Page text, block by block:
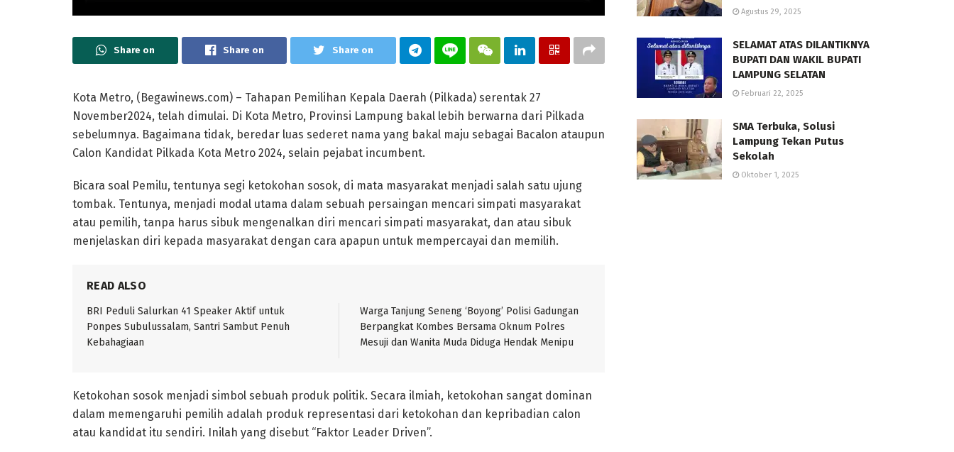
Share on Share on Share on
Kota Metro, (Begawinews.com) – Tahapan Pemilihan Kepala Daerah (Pilkada) serentak 27
November2024, telah dimulai. Di Kota Metro, Provinsi Lampung bakal lebih berwarna dari Pilkada
sebelumnya. Bagaimana tidak, beredar luas sederet nama yang bakal maju sebagai Bacalon ataupun
Calon Kandidat Pilkada Kota Metro 2024, selain pejabat incumbent.
Bicara soal Pemilu, tentunya segi ketokohan sosok, di mata masyarakat menjadi salah satu ujung
tombak. Tentunya, menjadi modal utama dalam sebuah persaingan mencari simpati masyarakat
atau pemilih, tanpa harus sibuk mengenalkan diri mencari simpati masyarakat, dan atau sibuk
menjelaskan diri kepada masyarakat dengan cara apapun untuk mempercayai dan memilih.
READ ALSO
BRI Peduli Salurkan 41 Speaker Aktif untuk
Ponpes Subulussalam, Santri Sambut Penuh
Kebahagiaan
Warga Tanjung Seneng ‘Boyong’ Polisi Gadungan
Berpangkat Kombes Bersama Oknum Polres
Mesuji dan Wanita Muda Diduga Hendak Menipu
Ketokohan sosok menjadi simbol sebuah produk politik. Secara ilmiah, ketokohan sangat dominan
dalam memengaruhi pemilih adalah produk representasi dari ketokohan dan kepribadian calon
atau kandidat itu sendiri. Inilah yang disebut “Faktor Leader Driven”.
Agustus 29, 2025
SELAMAT ATAS DILANTIKNYA
BUPATI DAN WAKIL BUPATI
LAMPUNG SELATAN
Februari 22, 2025
SMA Terbuka, Solusi
Lampung Tekan Putus
Sekolah
Oktober 1, 2025